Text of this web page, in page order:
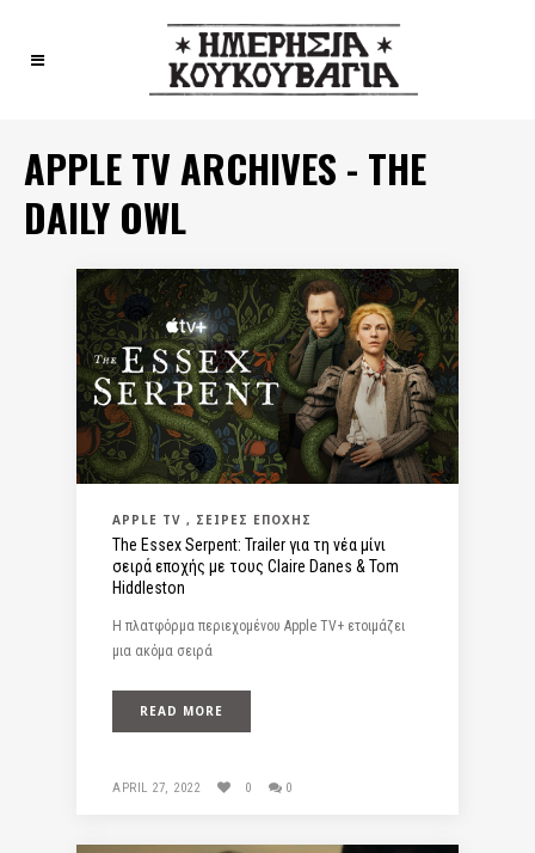
APPLE TV ARCHIVES - THE
DAILY OWL
APPLE TV ΣΕΙΡΈΣ ΕΠΟΧΉΣ
The Essex Serpent: Trailer για τη νέα μίνι
σειρά εποχής με τους Claire Danes & Tom
Hiddleston
Η πλατφόρμα περιεχομένου Apple TV+ ετοιμάζει
μια ακόμα σειρά
READ MORE
APRIL 27, 2022 0 0